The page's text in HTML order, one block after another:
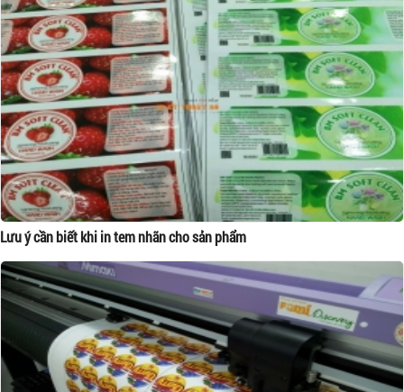
Lưu ý cần biết khi in tem nhãn cho sản phẩm